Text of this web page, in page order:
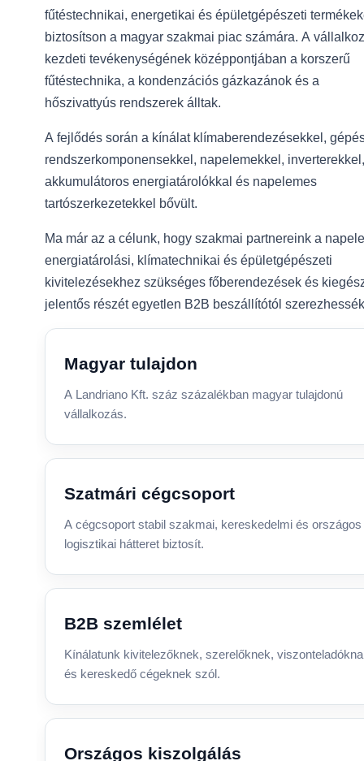
fűtéstechnikai, energetikai és épületgépészeti
biztosítson a magyar szakmai piac számára. A
kezdeti tevékenységének középpontjában a korszerű
fűtéstechnika, a kondenzációs gázkazánok és a
hőszivattyús rendszerek álltak.
A fejlődés során a kínálat klímaberendezésekkel,
rendszerkomponensekkel, napelemekkel, inverterekkel,
akkumulátoros energiatárolókkal és napelemes
tartószerkezetekkel bővült.
Ma már az a célunk, hogy szakmai partnereink a
energiatárolási, klímatechnikai és épületgépészeti
kivitelezésekhez szükséges főberendezések és
jelentős részét egyetlen B2B beszállítótól
Magyar tulajdon
A Landriano Kft. száz százalékban magyar tulajdonú
vállalkozás.
Szatmári cégcsoport
A cégcsoport stabil szakmai, kereskedelmi és országos
logisztikai hátteret biztosít.
B2B szemlélet
Kínálatunk kivitelezőknek, szerelőknek,
és kereskedő cégeknek szól.
Országos kiszolgálás